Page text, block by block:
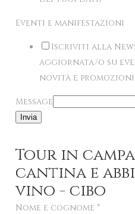
Eventi e manifestazioni
Iscriviti alla
aggiornata/o su
novità e
Message
Invia
Tour in
cantina e
vino - cibo
Nome e cognome *